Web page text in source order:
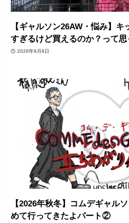
【ギャルソン26AW・悩み】
すぎるけど買えるのか？って
2026年8月8日
【2026年秋冬】コムデギャル
めて行ってきたよパート②